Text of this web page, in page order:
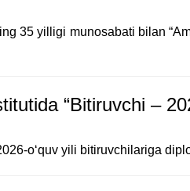
35 yilligi munosabati bilan
“Bitiruvchi –
o‘quv yili bitiruvchilariga